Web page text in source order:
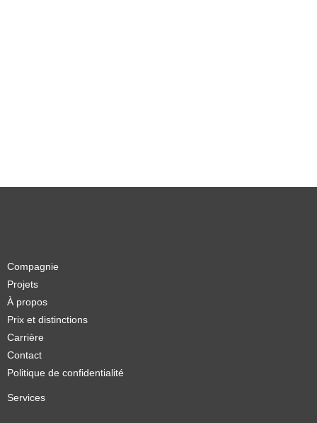
Compagnie
Projets
À propos
Prix et distinctions
Carrière
Contact
Politique de confidentialité
Services